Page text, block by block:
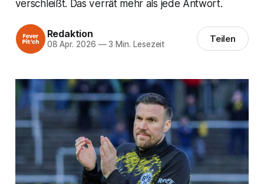
verschleißt. Das verrät mehr als jede Antwort.
Redaktion
08 Apr. 2026 —3 Min. Lesezeit Teilen